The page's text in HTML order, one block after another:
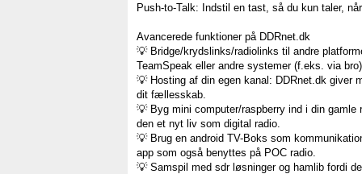
Push-to-Talk: Indstil en tast, så du kun taler,
Avancerede funktioner på DDRnet.dk
💡 Bridge/krydslinks/radiolinks til andre
TeamSpeak eller andre systemer (f.eks. via
💡 Hosting af din egen kanal: DDRnet.dk giver
dit fællesskab.
💡 Byg mini computer/raspberry ind i din
den et nyt liv som digital radio.
💡 Brug en android TV-Boks som
app som også benyttes på POC radio.
💡 Samspil med sdr løsninger og hamlib fordi